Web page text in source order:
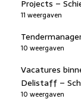
Projects –
11 weergaven
10 weergaven
Vacatures
Delistaff –
10 weergaven